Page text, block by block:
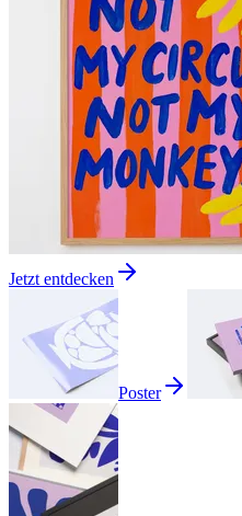
Jetzt entdecken
Poster